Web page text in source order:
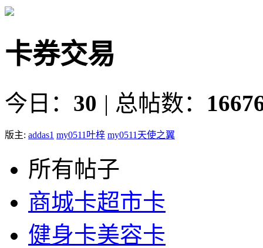
卡券交易
今日： 30 | 总帖数：
版主: addas1 my0511叶梓 my0511天使之翼
所有帖子
商城卡超市卡
健身卡美容卡